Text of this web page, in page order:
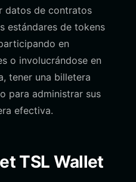
datos de contratos
estándares de tokens
en
o involucrándose en
tener una billetera
para administrar sus
efectiva.
TSL Wallet